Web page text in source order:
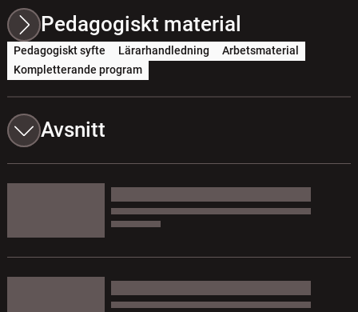
Pedagogiskt material
Pedagogiskt syfte Lärarhandledning
Arbetsmaterial
Kompletterande program
Avsnitt